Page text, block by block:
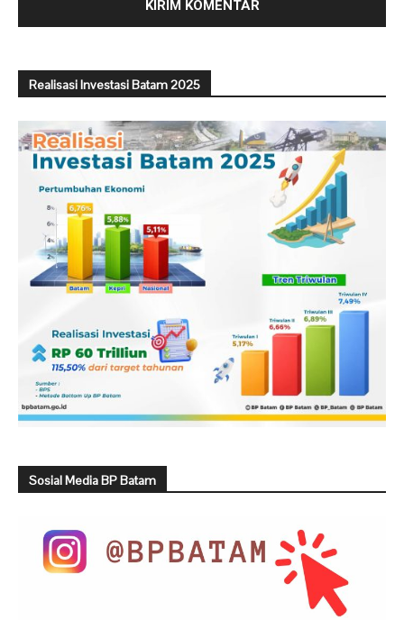
Realisasi Investasi Batam 2025
Sosial Media BP Batam